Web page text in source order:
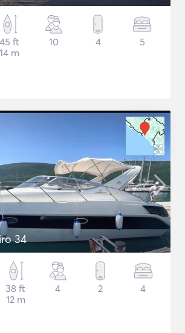
45 ft
14 m
10 4 5
34
38 ft
12 m
4 2 4